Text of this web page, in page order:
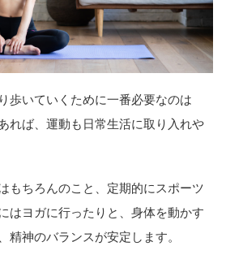
歩いていくために一番必要なのは
れば、運動も日常生活に取り入れや
もちろんのこと、定期的にスポーツ
はヨガに行ったりと、身体を動かす
精神のバランスが安定します。